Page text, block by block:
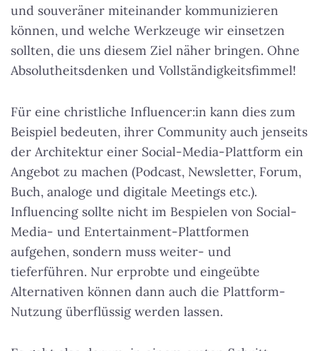
und souveräner miteinander kommunizieren
können, und welche Werkzeuge wir einsetzen
sollten, die uns diesem Ziel näher bringen. Ohne
Absolutheitsdenken und Vollständigkeitsfimmel!
Für eine christliche Influencer:in kann dies zum
Beispiel bedeuten, ihrer Community auch jenseits
der Architektur einer Social-Media-Plattform ein
Angebot zu machen (Podcast, Newsletter, Forum,
Buch, analoge und digitale Meetings etc.).
Influencing sollte nicht im Bespielen von Social-
Media- und Entertainment-Plattformen
aufgehen, sondern muss weiter- und
tieferführen. Nur erprobte und eingeübte
Alternativen können dann auch die Plattform-
Nutzung überflüssig werden lassen.